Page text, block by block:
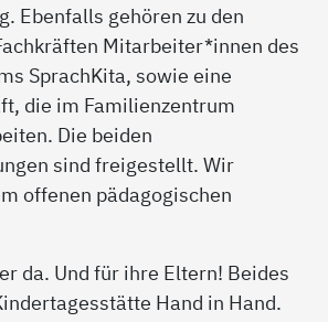
Ebenfalls gehören zu den
Mitarbeiter*innen des
SprachKita, sowie eine
die im Familienzentrum
Die beiden
sind freigestellt. Wir
offenen pädagogischen
da. Und für ihre Eltern! Beides
Hand in Hand.